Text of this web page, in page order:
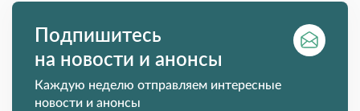
Подпишитесь
на новости и анонсы
Каждую неделю отправляем интересные
новости и анонсы